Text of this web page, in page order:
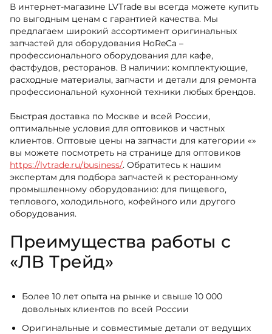
В интернет-магазине LVTrade вы всегда можете купить
по выгодным ценам с гарантией качества. Мы
предлагаем широкий ассортимент оригинальных
запчастей для оборудования HoReCa –
профессионального оборудования для кафе,
фастфудов, ресторанов. В наличии: комплектующие,
расходные материалы, запчасти и детали для ремонта
профессиональной кухонной техники любых брендов.
Быстрая доставка по Москве и всей России,
оптимальные условия для оптовиков и частных
клиентов. Оптовые цены на запчасти для категории «»
вы можете посмотреть на странице для оптовиков
https://lvtrade.ru/business/. Обратитесь к нашим
экспертам для подбора запчастей к ресторанному
промышленному оборудованию: для пищевого,
теплового, холодильного, кофейного или другого
оборудования.
Преимущества работы с
«ЛВ Трейд»
Более 10 лет опыта на рынке и свыше 10 000
довольных клиентов по всей России
Оригинальные и совместимые детали от ведущих